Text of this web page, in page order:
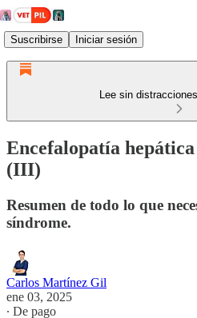
Suscribirse Iniciar sesión
Lee sin
Encefalopatía
(III)
Resumen de todo lo que
síndrome.
Carlos Martínez Gil
ene 03, 2025
∙ De pago